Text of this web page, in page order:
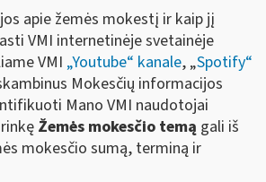
apie žemės mokestį ir kaip jį
VMI internetinėje svetainėje
VMI „Youtube“ kanale, „Spotify“
Mokesčių informacijos
Mano VMI naudotojai
Žemės mokesčio temą gali iš
mokesčio sumą, terminą ir